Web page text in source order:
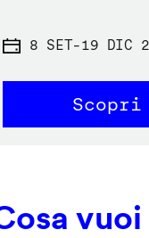
8 SET-19 DIC